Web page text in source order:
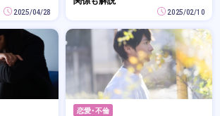
2025/04/28 2025/02/10
恋愛・不倫